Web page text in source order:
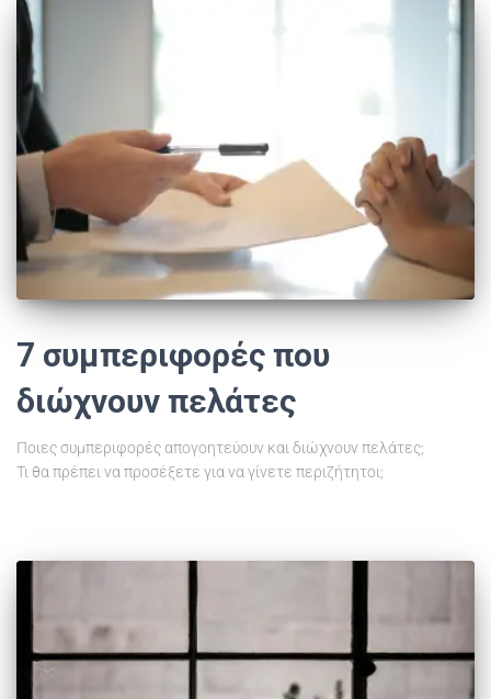
7 συμπεριφορές που
διώχνουν πελάτες
Ποιες συμπεριφορές απογοητεύουν και διώχνουν πελάτες;
Τι θα πρέπει να προσέξετε για να γίνετε περιζήτητοι;